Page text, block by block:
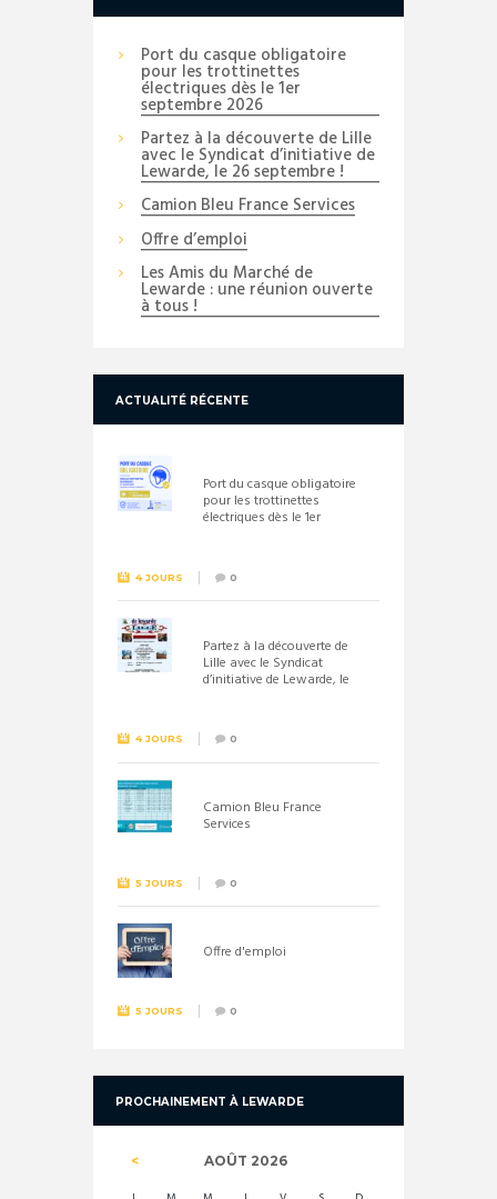
Port du casque obligatoire
pour les trottinettes
électriques dès le 1er
septembre 2026
Partez à la découverte de Lille
avec le Syndicat d’initiative de
Lewarde, le 26 septembre !
Camion Bleu France Services
Offre d’emploi
Les Amis du Marché de
Lewarde : une réunion ouverte
à tous !
ACTUALITÉ RÉCENTE
Port du casque obligatoire
pour les trottinettes
électriques dès le 1er
4 JOURS 0
Partez à la découverte de
Lille avec le Syndicat
d’initiative de Lewarde, le
4 JOURS 0
Camion Bleu France
Services
5 JOURS 0
Offre d'emploi
5 JOURS 0
PROCHAINEMENT À LEWARDE
AOÛT 2026